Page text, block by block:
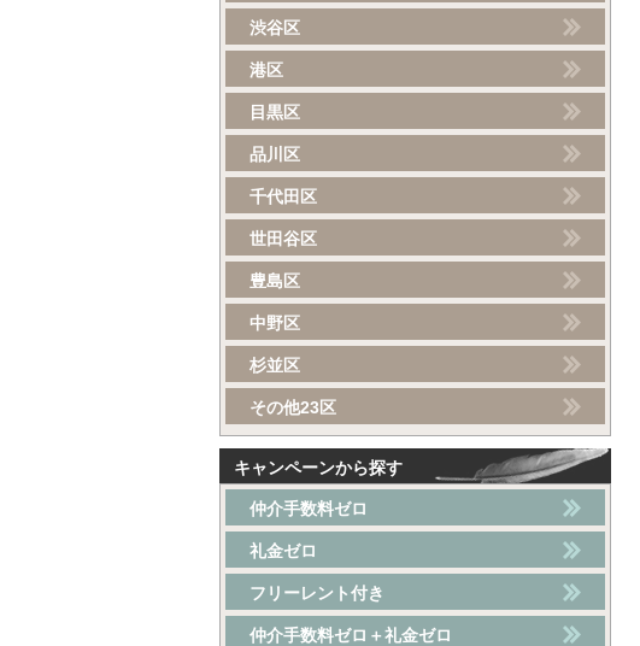
渋谷区
港区
目黒区
品川区
千代田区
世田谷区
豊島区
中野区
杉並区
その他23区
キャンペーンから探す
仲介手数料ゼロ
礼金ゼロ
フリーレント付き
仲介手数料ゼロ＋礼金ゼロ